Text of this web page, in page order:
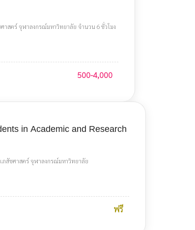
สตร์ จุฬาลงกรณ์มหาวิทยาลัย จำนวน 6 ชั่วโมง
500-4,000
in Academic and Research
ภสัชศาสตร์ จุฬาลงกรณ์มหาวิทยาลัย
ฟรี